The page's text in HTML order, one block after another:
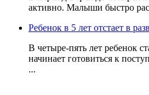
активно. Малыши быстро
Ребенок в 5 лет отстает в
В четыре-пять лет ребенок
начинает готовиться к
...